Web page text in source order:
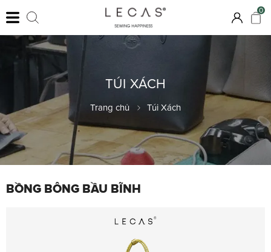
0
TÚI XÁCH
Trang chủ Túi Xách
BỒNG BÔNG BẦU BĨNH